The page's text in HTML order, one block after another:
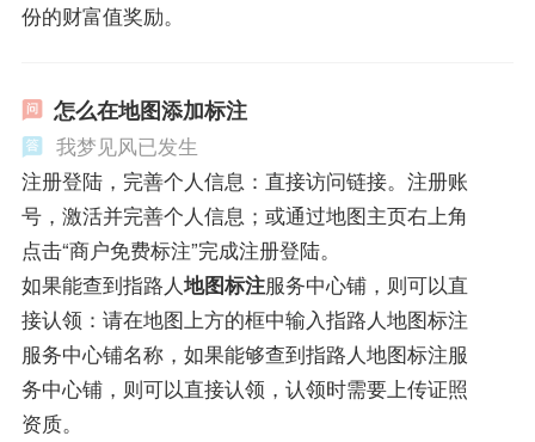
份的财富值奖励。
怎么在地图添加标注
我梦见风已发生
注册登陆，完善个人信息：直接访问链接。注册账
号，激活并完善个人信息；或通过地图主页右上角
点击“商户免费标注”完成注册登陆。
如果能查到指路人地图标注服务中心铺，则可以直
接认领：请在地图上方的框中输入指路人地图标注
服务中心铺名称，如果能够查到指路人地图标注服
务中心铺，则可以直接认领，认领时需要上传证照
资质。